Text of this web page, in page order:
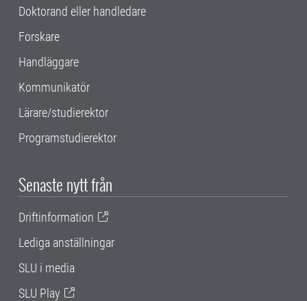
Doktorand eller handledare
Forskare
Handläggare
Kommunikatör
Lärare/studierektor
Programstudierektor
Senaste nytt från
Driftinformation
Lediga anställningar
SLU i media
SLU Play